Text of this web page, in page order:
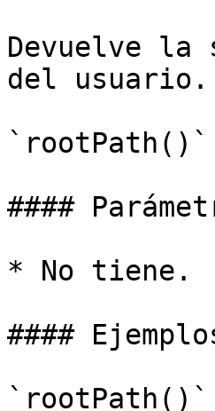
Devuelve
del usuario.
`rootPath()`
####
* No tiene.
####